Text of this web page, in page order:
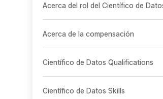
Acerca del rol del Científico de
Acerca de la compensación
Científico de Datos Qualifications
Científico de Datos Skills